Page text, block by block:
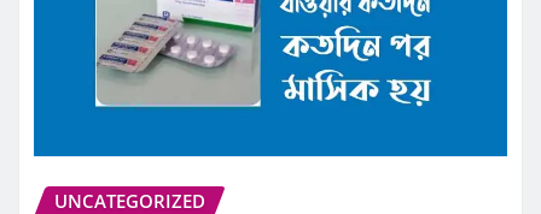
UNCATEGORIZED